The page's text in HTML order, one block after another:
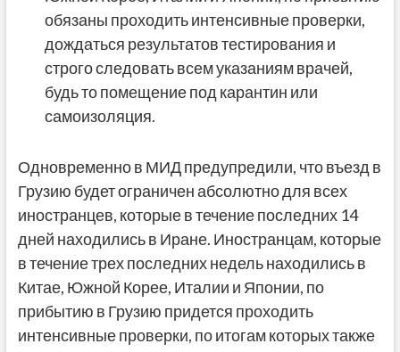
обязаны проходить интенсивные проверки,
дождаться результатов тестирования и
строго следовать всем указаниям врачей,
будь то помещение под карантин или
самоизоляция.
Одновременно в МИД предупредили, что въезд в
Грузию будет ограничен абсолютно для всех
иностранцев, которые в течение последних 14
дней находились в Иране. Иностранцам, которые
в течение трех последних недель находились в
Китае, Южной Корее, Италии и Японии, по
прибытию в Грузию придется проходить
интенсивные проверки, по итогам которых также